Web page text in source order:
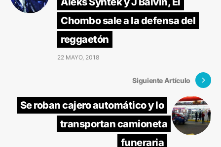
Chombo sale a la defensa del
reggaetón
22 MAYO, 2018
Siguiente Artículo
Se roban cajero automático y lo
transportan camioneta
funeraria